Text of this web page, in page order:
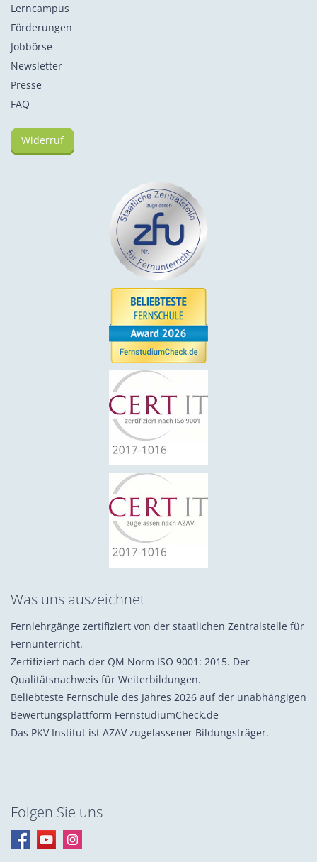
Lerncampus
Förderungen
Jobbörse
Newsletter
Presse
FAQ
Widerruf
Was uns auszeichnet
Fernlehrgänge zertifiziert von der staatlichen Zentralstelle für
Fernunterricht.
Zertifiziert nach der QM Norm ISO 9001: 2015. Der
Qualitätsnachweis für Weiterbildungen.
Beliebteste Fernschule des Jahres 2026 auf der unabhängigen
Bewertungsplattform FernstudiumCheck.de
Das PKV Institut ist AZAV zugelassener Bildungsträger.
Folgen Sie uns